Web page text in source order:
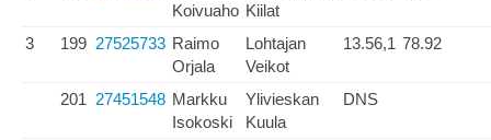
Koivuaho Kiilat
3 199 27525733 Raimo
Orjala
Lohtajan
Veikot
13.56,1 78.92
201 27451548 Markku
Isokoski
Ylivieskan
Kuula
DNS